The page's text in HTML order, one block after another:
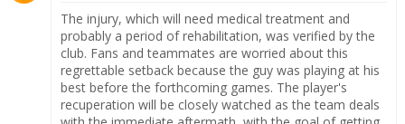
The injury, which will need medical treatment and
probably a period of rehabilitation, was verified by the
club. Fans and teammates are worried about this
regrettable setback because the guy was playing at his
best before the forthcoming games. The player's
recuperation will be closely watched as the team deals